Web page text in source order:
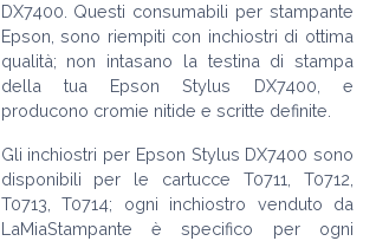
DX7400. Questi consumabili per stampante
Epson, sono riempiti con inchiostri di ottima
qualità; non intasano la testina di stampa
della tua Epson Stylus DX7400, e
producono cromie nitide e scritte definite.
Gli inchiostri per Epson Stylus DX7400 sono
disponibili per le cartucce T0711, T0712,
T0713, T0714; ogni inchiostro venduto da
LaMiaStampante è specifico per ogni